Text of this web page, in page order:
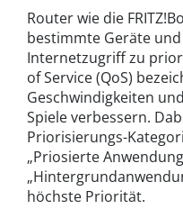
Router wie die
bestimmte Geräte
Internetzugriff zu
of Service (QoS)
Geschwindigkeiten
Spiele verbessern.
Priorisierungs-
„Priosierte
höchste Priorität.